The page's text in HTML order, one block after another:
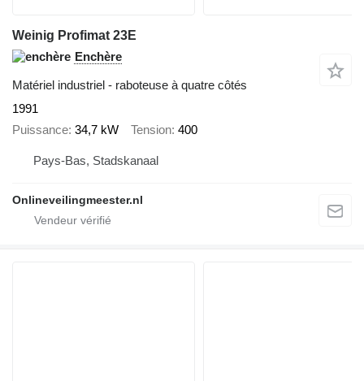
Weinig Profimat 23E
Enchère
Matériel industriel - raboteuse à quatre côtés
1991
Puissance 34,7 kW Tension 400
Pays-Bas, Stadskanaal
Onlineveilingmeester.nl